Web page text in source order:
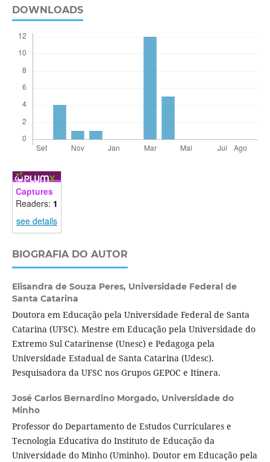
DOWNLOADS
Captures
Readers: 1
see details
BIOGRAFIA DO AUTOR
Elisandra de Souza Peres, Universidade Federal de
Santa Catarina
Doutora em Educação pela Universidade Federal de Santa
Catarina (UFSC). Mestre em Educação pela Universidade do
Extremo Sul Catarinense (Unesc) e Pedagoga pela
Universidade Estadual de Santa Catarina (Udesc).
Pesquisadora da UFSC nos Grupos GEPOC e Itinera.
José Carlos Bernardino Morgado, Universidade do
Minho
Professor do Departamento de Estudos Curriculares e
Tecnologia Educativa do Instituto de Educação da
Universidade do Minho (Uminho). Doutor em Educação pela